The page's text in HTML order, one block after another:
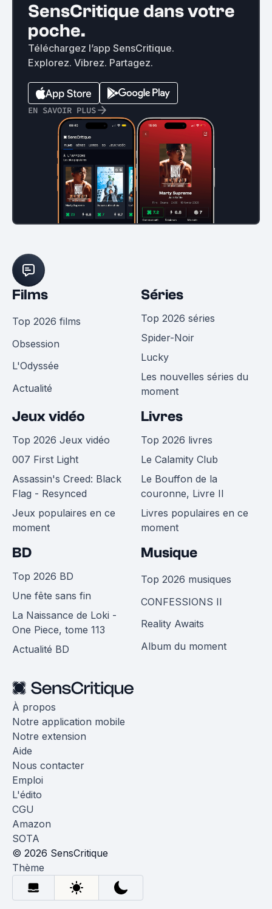
SensCritique dans votre
poche.
Téléchargez l’app SensCritique.
Explorez. Vibrez. Partagez.
EN SAVOIR PLUS
Films
Top 2026 films
Obsession
L'Odyssée
Actualité
Séries
Top 2026 séries
Spider-Noir
Lucky
Les nouvelles séries du
moment
Jeux vidéo
Top 2026 Jeux vidéo
007 First Light
Assassin's Creed: Black
Flag - Resynced
Jeux populaires en ce
moment
Livres
Top 2026 livres
Le Calamity Club
Le Bouffon de la
couronne, Livre II
Livres populaires en ce
moment
BD
Top 2026 BD
Une fête sans fin
La Naissance de Loki -
One Piece, tome 113
Actualité BD
Musique
Top 2026 musiques
CONFESSIONS II
Reality Awaits
Album du moment
À propos
Notre application mobile
Notre extension
Aide
Nous contacter
Emploi
L'édito
CGU
Amazon
SOTA
© 2026 SensCritique
Thème